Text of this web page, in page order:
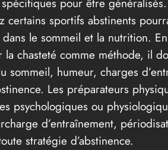
certains sportifs abstinents
le sommeil et la nutrition.
chasteté comme méthode, il
humeur, charges
Les préparateurs
psychologiques ou
d’entraînement,
stratégie d’abstinence.